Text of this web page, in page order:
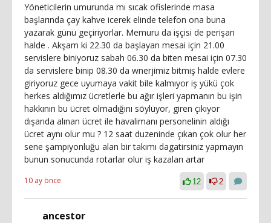
Yöneticilerin umurunda mı sıcak ofislerinde masa
başlarında çay kahve icerek elinde telefon ona buna
yazarak günü geçiriyorlar. Memuru da işçisi de perişan
halde . Akşam ki 22.30 da başlayan mesai için 21.00
servislere biniyoruz sabah 06.30 da biten mesai için 07.30
da servislere binip 08.30 da wnerjimiz bitmiş halde evlere
giriyoruz gece uyumaya vakit bile kalmıyor iş yükü çok
herkes aldığımız ücretlerle bu ağır işleri yapmanın bu işin
hakkının bu ücret olmadığını söylüyor, giren çıkıyor
dışarıda alınan ücret ile havalimanı personelinin aldığı
ücret aynı olur mu ? 12 saat duzeninde çıkan çok olur her
sene şampiyonluğu alan bir takımı dagatirsiniz yapmayın
bunun sonucunda rotarlar olur iş kazaları artar
10 ay önce 12 2
ancestor